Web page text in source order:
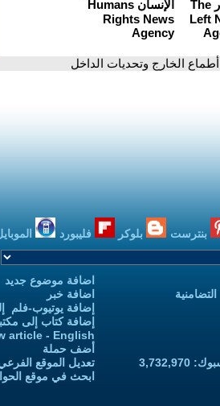
الخارج وتحديات الداخل
بنترست بلوكر فليبورد
اضافة موضوع جديد
اضافة خبر
إضافة يوتيوب-فلم
إضافة كتاب إلى
article - English
أضف حملة
تعديل الموقع
ابحث في موقع